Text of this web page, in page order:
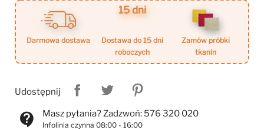
darmowa dostawa
15 dni
dostawa do 15 dni
roboczych
zamów próbki
tkanin
Udostępnij
contact_support Masz pytania? Zadzwoń: 576 320 020
Infolinia czynna 08:00 - 16:00